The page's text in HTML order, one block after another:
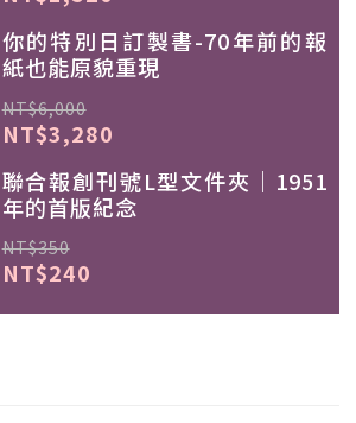
你的特別日訂製書-70年前的報
紙也能原貌重現
NT$6,000
NT$3,280
聯合報創刊號L型文件夾｜1951
年的首版紀念
NT$350
NT$240